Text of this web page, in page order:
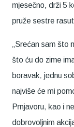
mjesečno, drži 5
pruže sestre
„Srećan sam što
što ću do zime
boravak, jednu
najviše će mi
Prnjavoru, kao i
dobrovoljnim